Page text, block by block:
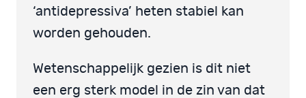
‘antidepressiva’ heten stabiel kan
worden gehouden.
Wetenschappelijk gezien is dit niet
een erg sterk model in de zin van dat